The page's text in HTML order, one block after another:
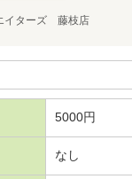
イターズ 藤枝店
5000円
なし